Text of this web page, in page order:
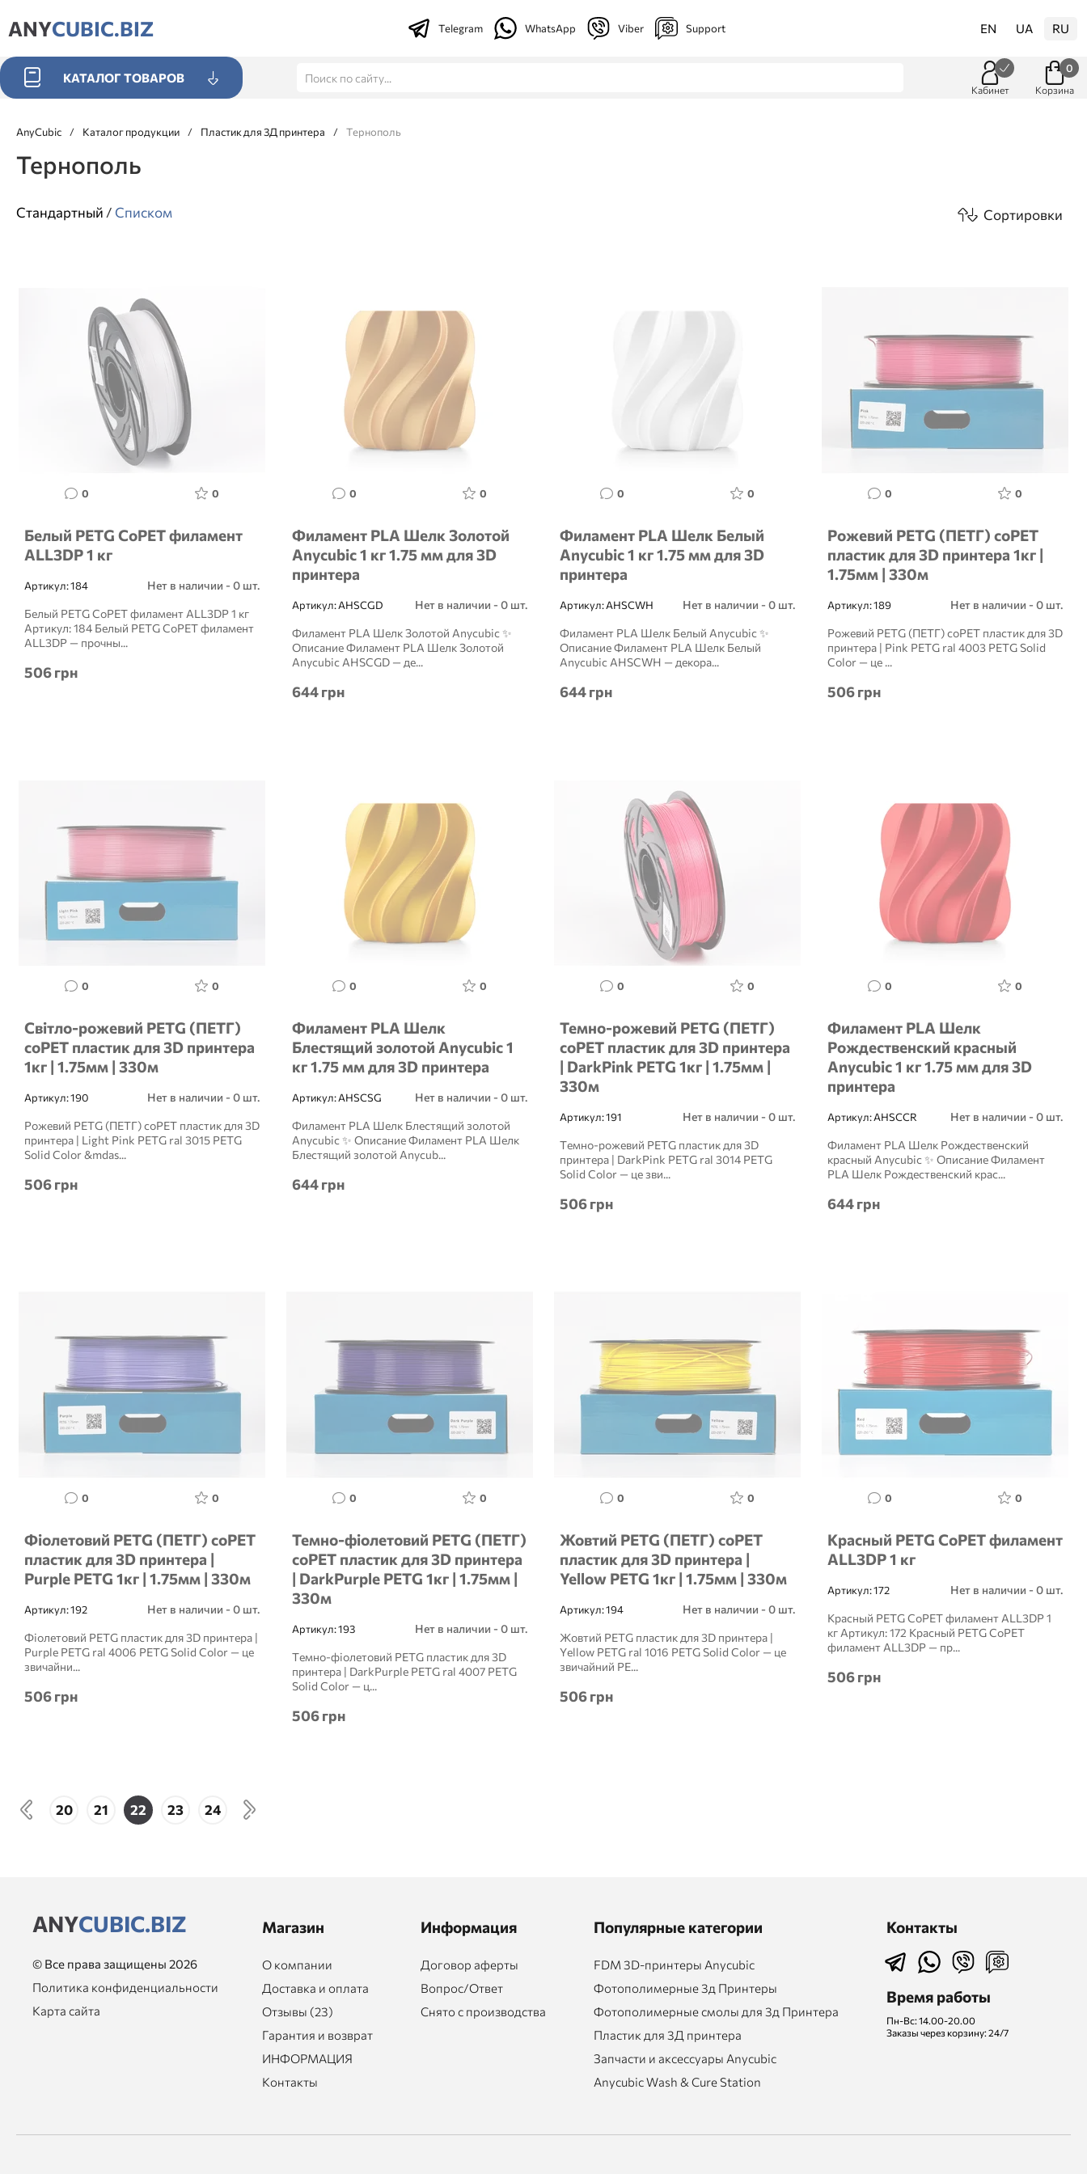
ANYCUBIC.BIZ Telegram WhatsApp Viber Support EN UA RU
КАТАЛОГ ТОВАРОВ
Кабинет Корзина
0
AnyCubic / Каталог продукции / Пластик для 3Д принтера / Тернополь
Тернополь
Стандартный / Списком Сортировки
0 0
Белый PETG CoPET филамент
ALL3DP 1 кг
Артикул:184 Нет в наличии - 0 шт.
Белый PETG CoPET филамент ALL3DP 1 кг
Артикул: 184 Белый PETG CoPET филамент
ALL3DP — прочны...
506 грн
0 0
Филамент PLA Шелк Золотой
Anycubic 1 кг 1.75 мм для 3D
принтера
Артикул:AHSCGD Нет в наличии - 0 шт.
Филамент PLA Шелк Золотой Anycubic ✨
Описание Филамент PLA Шелк Золотой
Anycubic AHSCGD — де...
644 грн
0 0
Филамент PLA Шелк Белый
Anycubic 1 кг 1.75 мм для 3D
принтера
Артикул:AHSCWH Нет в наличии - 0 шт.
Филамент PLA Шелк Белый Anycubic ✨
Описание Филамент PLA Шелк Белый
Anycubic AHSCWH — декора...
644 грн
0 0
Рожевий PETG (ПЕТГ) coPET
пластик для 3D принтера 1кг |
1.75мм | 330м
Артикул:189 Нет в наличии - 0 шт.
Рожевий PETG (ПЕТГ) coPET пластик для 3D
принтера | Pink PETG ral 4003 PETG Solid
Color — це ...
506 грн
0 0
Світло-рожевий PETG (ПЕТГ)
coPET пластик для 3D принтера
1кг | 1.75мм | 330м
Артикул:190 Нет в наличии - 0 шт.
Рожевий PETG (ПЕТГ) coPET пластик для 3D
принтера | Light Pink PETG ral 3015 PETG
Solid Color &mdas...
506 грн
0 0
Филамент PLA Шелк
Блестящий золотой Anycubic 1
кг 1.75 мм для 3D принтера
Артикул:AHSCSG Нет в наличии - 0 шт.
Филамент PLA Шелк Блестящий золотой
Anycubic ✨ Описание Филамент PLA Шелк
Блестящий золотой Anycub...
644 грн
0 0
Темно-рожевий PETG (ПЕТГ)
coPET пластик для 3D принтера
| DarkPink PETG 1кг | 1.75мм |
330м
Артикул:191 Нет в наличии - 0 шт.
Темно-рожевий PETG пластик для 3D
принтера | DarkPink PETG ral 3014 PETG
Solid Color — це зви...
506 грн
0 0
Филамент PLA Шелк
Рождественский красный
Anycubic 1 кг 1.75 мм для 3D
принтера
Артикул:AHSCCR Нет в наличии - 0 шт.
Филамент PLA Шелк Рождественский
красный Anycubic ✨ Описание Филамент
PLA Шелк Рождественский крас...
644 грн
0 0
Фіолетовий PETG (ПЕТГ) coPET
пластик для 3D принтера |
Purple PETG 1кг | 1.75мм | 330м
Артикул:192 Нет в наличии - 0 шт.
Фіолетовий PETG пластик для 3D принтера |
Purple PETG ral 4006 PETG Solid Color — це
звичайни...
506 грн
0 0
Темно-фіолетовий PETG (ПЕТГ)
coPET пластик для 3D принтера
| DarkPurple PETG 1кг | 1.75мм |
330м
Артикул:193 Нет в наличии - 0 шт.
Темно-фіолетовий PETG пластик для 3D
принтера | DarkPurple PETG ral 4007 PETG
Solid Color — ц...
506 грн
0 0
Жовтий PETG (ПЕТГ) coPET
пластик для 3D принтера |
Yellow PETG 1кг | 1.75мм | 330м
Артикул:194 Нет в наличии - 0 шт.
Жовтий PETG пластик для 3D принтера |
Yellow PETG ral 1016 PETG Solid Color — це
звичайний PE...
506 грн
0 0
Красный PETG CoPET филамент
ALL3DP 1 кг
Артикул:172 Нет в наличии - 0 шт.
Красный PETG CoPET филамент ALL3DP 1
кг Артикул: 172 Красный PETG CoPET
филамент ALL3DP — пр...
506 грн
20 21 22 23 24
ANYCUBIC.BIZ
© Все права защищены 2026
Политика конфиденциальности
Карта сайта
Магазин
О компании
Доставка и оплата
Отзывы (23)
Гарантия и возврат
ИНФОРМАЦИЯ
Контакты
Информация
Договор аферты
Вопрос/Ответ
Снято с производства
Популярные категории
FDM 3D-принтеры Anycubic
Фотополимерные 3д Принтеры
Фотополимерные смолы для 3д Принтера
Пластик для 3Д принтера
Запчасти и аксессуары Anycubic
Anycubic Wash & Cure Station
Контакты
Время работы
Пн-Вс: 14.00-20.00
Заказы через корзину: 24/7